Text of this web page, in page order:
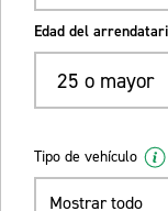
Edad del
25 o mayor
Tipo de vehículo
Mostrar todo